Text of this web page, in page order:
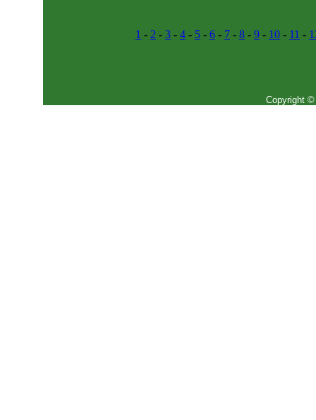
1 - 2 - 3 - 4 - 5 - 6 - 7 - 8 - 9 - 10 - 11 -
Copyright